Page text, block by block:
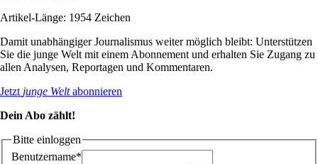
Artikel-Länge: 1954 Zeichen
Damit unabhängiger Journalismus weiter möglich bleibt: Unterstützen
Sie die junge Welt mit einem Abonnement und erhalten Sie Zugang zu
allen Analysen, Reportagen und Kommentaren.
Jetzt junge Weltabonnieren
Dein Abo zählt!
Bitte einloggen
Benutzername*